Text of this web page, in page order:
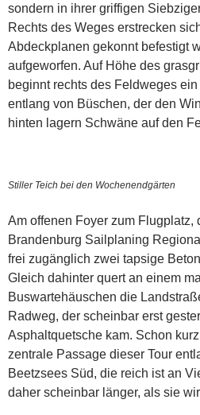
sondern in ihrer griffigen
Rechts des Weges erstrecken
Abdeckplanen gekonnt befestigt
aufgeworfen. Auf Höhe des
beginnt rechts des Feldweges
entlang von Büschen, der den
hinten lagern Schwäne auf den
Stiller Teich bei den Wochenendgärten
Am offenen Foyer zum Flugplatz,
Brandenburg Sailplaning
frei zugänglich zwei tapsige
Gleich dahinter quert an einem
Buswartehäuschen die
Radweg, der scheinbar erst
Asphaltquetsche kam. Schon
zentrale Passage dieser Tour
Beetzsees Süd, die reich ist an
daher scheinbar länger, als sie